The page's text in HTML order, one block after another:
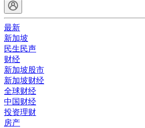
最新
新加坡
民生民声
财经
新加坡股市
新加坡财经
全球财经
中国财经
投资理财
房产